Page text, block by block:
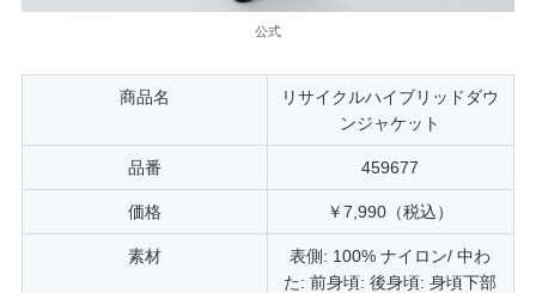
公式
商品名
リサイクルハイブリッドダウ
ンジャケット
品番 459677
価格 ￥7,990（税込）
素材
表側: 100% ナイロン/ 中わ
た: 前身頃: 後身頃: 身頃下部